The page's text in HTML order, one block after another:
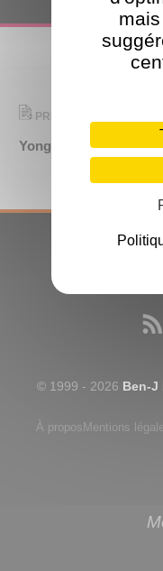
PRÉCÉDENT
Yongjustyong
© 1999 - 2026 Ben-J
À propos Mentions